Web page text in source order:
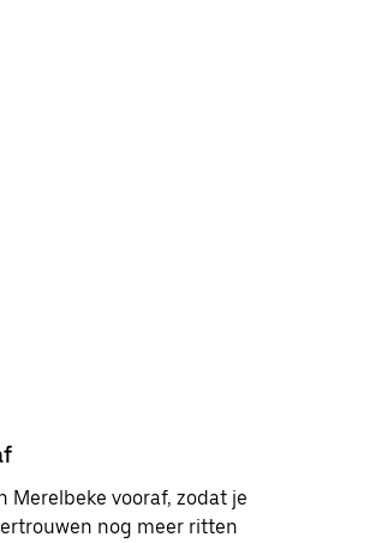
Merelbeke vooraf, zodat je
nog meer ritten